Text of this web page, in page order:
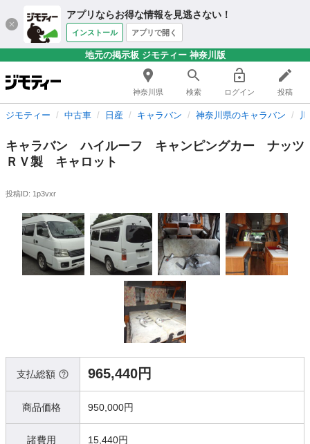
アプリならお得な情報を見逃さない！
インストール アプリで開く
地元の掲示板 ジモティー 神奈川版
神奈川県 検索 ログイン 投稿
ジモティー 中古車 日産 キャラバン 神奈川県のキャラバン
キャラバン ハイルーフ キャンピングカー ナッツ
ＲＶ製 キャロット
投稿ID: 1p3vxr
支払総額 965,440円
商品価格 950,000円
諸費用 15,440円